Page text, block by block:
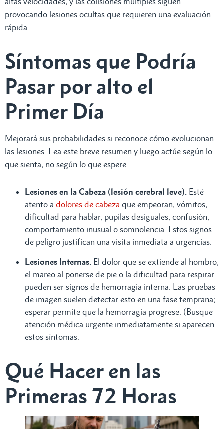
provocando lesiones ocultas que requieren una evaluación
rápida.
Síntomas que Podría
Pasar por alto el
Primer Día
Mejorará sus probabilidades si reconoce cómo evolucionan
las lesiones. Lea este breve resumen y luego actúe según lo
que sienta, no según lo que espere.
Lesiones en la Cabeza (lesión cerebral leve). Esté
atento a dolores de cabeza que empeoran, vómitos,
dificultad para hablar, pupilas desiguales, confusión,
comportamiento inusual o somnolencia. Estos signos
de peligro justifican una visita inmediata a urgencias.
Lesiones Internas. El dolor que se extiende al hombro,
el mareo al ponerse de pie o la dificultad para respirar
pueden ser signos de hemorragia interna. Las pruebas
de imagen suelen detectar esto en una fase temprana;
esperar permite que la hemorragia progrese. (Busque
atención médica urgente inmediatamente si aparecen
estos síntomas.
Qué Hacer en las
Primeras 72 Horas